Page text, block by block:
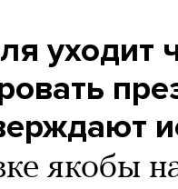
уходит
якобы